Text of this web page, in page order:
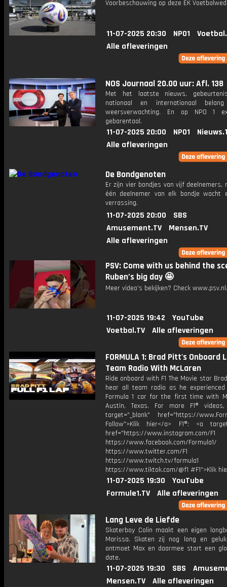
Voorbeschouwing op deze EK
11-07-2025 20:30 NPO1
Alle afleveringen
NOS Journaal 20.00 uur: Afl. 138
Met het laatste nieuws,
nationaal en internationaal
weersverwachting. En op NPO 1
gebarentaal.
11-07-2025 20:00 NPO1
Alle afleveringen
De Bondgenoten
Er zijn vier bondjes van vijf deelnemers,
één deelnemer van elk bondje wacht
verrassing.
11-07-2025 20:00
SBS
Amusement.TV
Mensen.TV
Alle afleveringen
PSV: Come with us behind the
Ruben’s big day 🤩
Meer video's bekijken? Check
11-07-2025 19:42
YouTube
Voetbal.TV
Alle afleveringen
FORMULA 1: Brad Pitt's Onboard
Team Radio With McLaren
Ride onboard with F1 The Movie star
hear all team radio as he
Formula 1 car for the first time with
Austin, Texas. For more F1®
target="_blank" href="https://
Follow">Klik hier</a> F1®: <a
href="https://www.instagram.com/F1
https://www.facebook.com/Formula1/
https://www.twitter.com/F1
https://www.twitch.tv/formula1
https://www.tiktok.com/@f1 #F1">Klik
11-07-2025 19:30
YouTube
Formule1.TV
Alle afleveringen
Lang Leve de Liefde
Skaterboy Colin maakt een eigen
Marissa. Skaten zij nog long en
ontmoet Max en daarmee start een
date.
11-07-2025 19:30 SBS
Mensen.TV
Alle afleveringen